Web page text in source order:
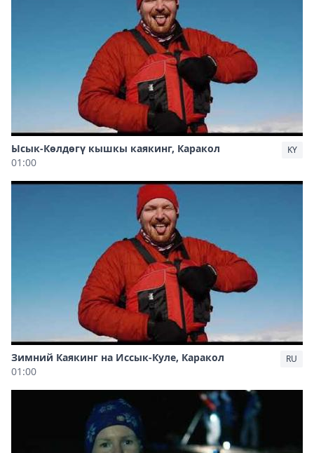
Ысык-Көлдөгү кышкы каякинг, Каракол
01:00
KY
Зимний Каякинг на Иссык-Куле, Каракол
01:00
RU